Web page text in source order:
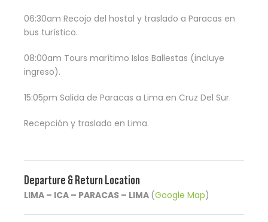
06:30am Recojo del hostal y traslado a Paracas en
bus turístico.
08:00am Tours marítimo Islas Ballestas (incluye
ingreso).
15:05pm Salida de Paracas a Lima en Cruz Del Sur.
Recepción y traslado en Lima.
Departure & Return Location
LIMA – ICA – PARACAS – LIMA (Google Map)